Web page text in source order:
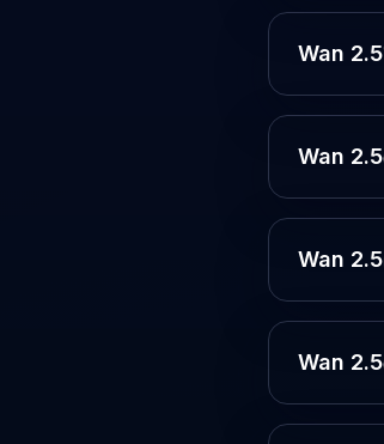
Wan 2.5
Wan 2.5
Wan 2.5
Wan 2.5